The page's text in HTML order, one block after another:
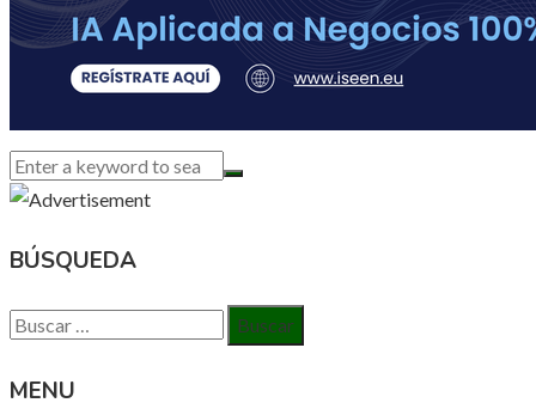
BÚSQUEDA
Buscar:
MENU